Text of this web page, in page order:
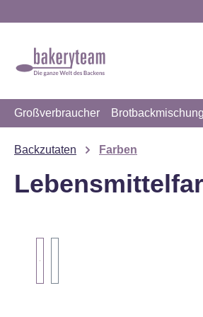
Großverbraucher Brotbackmischung
Backzutaten Farben